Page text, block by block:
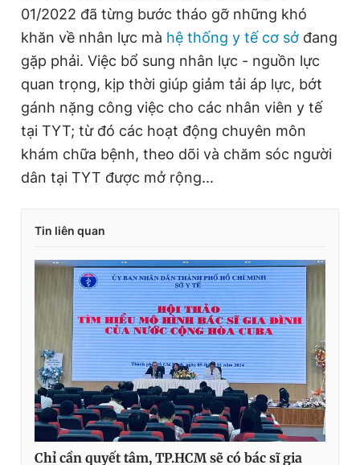
01/2022 đã từng bước tháo gỡ những khó
khăn về nhân lực mà hệ thống y tế cơ sở đang
gặp phải. Việc bổ sung nhân lực - nguồn lực
quan trọng, kịp thời giúp giảm tải áp lực, bớt
gánh nặng công việc cho các nhân viên y tế
tại TYT; từ đó các hoạt động chuyên môn
khám chữa bệnh, theo dõi và chăm sóc người
dân tại TYT được mở rộng...
Tin liên quan
Chỉ cần quyết tâm, TP.HCM sẽ có bác sĩ gia